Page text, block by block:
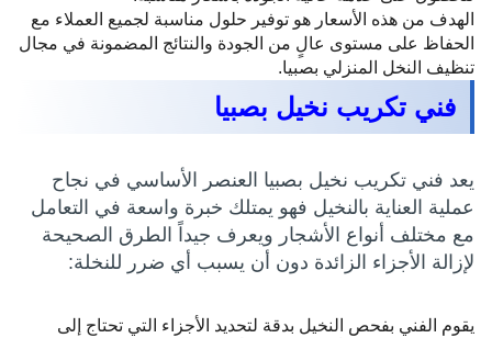
الهدف من هذه الأسعار هو توفير حلول مناسبة لجميع العملاء مع
الحفاظ على مستوى عالٍ من الجودة والنتائج المضمونة في مجال
تنظيف النخل المنزلي بصبيا.
فني تكريب نخيل بصبيا
يعد فني تكريب نخيل بصبيا العنصر الأساسي في نجاح
عملية العناية بالنخيل فهو يمتلك خبرة واسعة في التعامل
مع مختلف أنواع الأشجار ويعرف جيداً الطرق الصحيحة
لإزالة الأجزاء الزائدة دون أن يسبب أي ضرر للنخلة:
يقوم الفني بفحص النخيل بدقة لتحديد الأجزاء التي تحتاج إلى